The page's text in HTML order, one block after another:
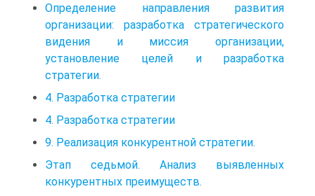
Определение направления развития
организации: разработка стратегического
видения и миссия организации,
установление целей и разработка
стратегии.
4. Разработка стратегии
4. Разработка стратегии
9. Реализация конкурентной стратегии.
Этап седьмой. Анализ выявленных
конкурентных преимуществ.